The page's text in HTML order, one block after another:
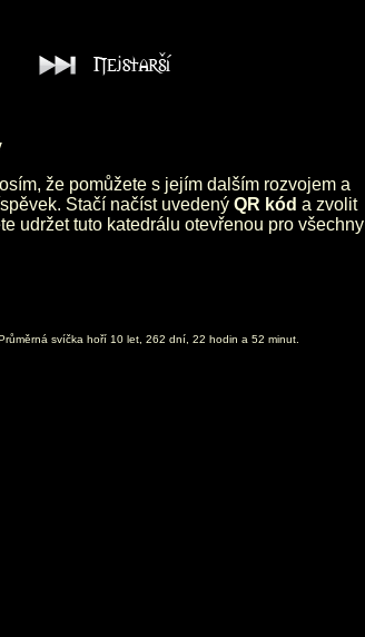
že pomůžete s jejím dalším rozvojem a
Stačí načíst uvedený QR kód a zvolit
udržet tuto katedrálu otevřenou pro všechny
svíčka hoří 10 let, 262 dní, 22 hodin a 52 minut.